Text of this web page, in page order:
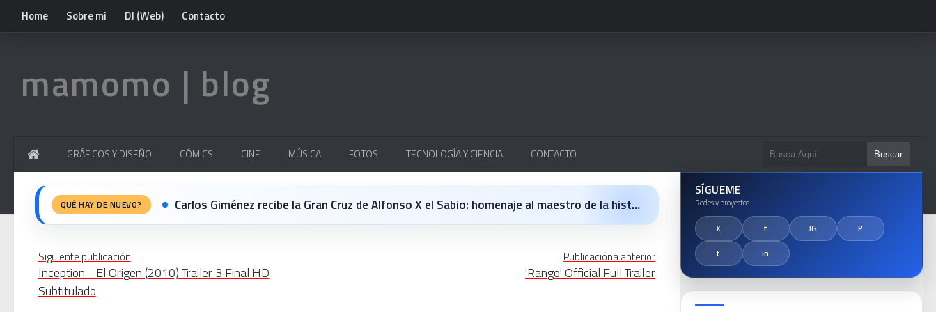
Home Sobre mi DJ (Web) Contacto
mamomo | blog
GRÁFICOS Y DISEÑO CÓMICS CINE MÚSICA FOTOS TECNOLOGÍA Y CIENCIA CONTACTO
QUÉ HAY DE NUEVO? Carlos Giménez recibe la Gran Cruz de Alfonso X el Sabio: homenaje al maestro de la historieta española
El resurgimiento del vinilo en Japón: un Regreso a los surcos y a la textura analógica
Siguiente publicación
Inception - El Origen (2010) Trailer 3 Final HD
Subtitulado
Publicacióna anterior
'Rango' Official Full Trailer
SÍGUEME